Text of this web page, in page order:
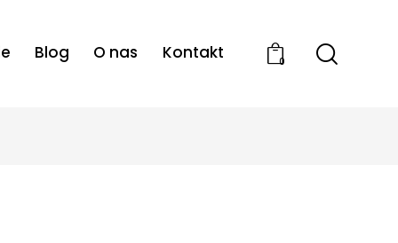
Blog O nas Kontakt 0